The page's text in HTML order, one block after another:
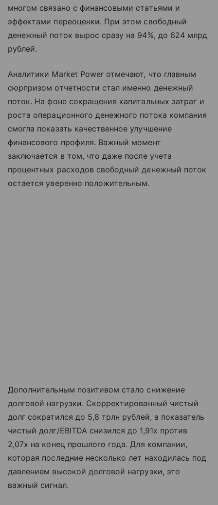
многом связано с финансовыми статьями и
эффектами переоценки. При этом свободный
денежный поток вырос сразу на 94%, до 624 млрд
рублей.
Аналитики Market Power отмечают, что главным
сюрпризом отчетности стал именно денежный
поток. На фоне сокращения капитальных затрат и
роста операционного денежного потока компания
смогла показать качественное улучшение
финансового профиля. Важный момент
заключается в том, что даже после учета
процентных расходов свободный денежный поток
остается уверенно положительным.
Дополнительным позитивом стало снижение
долговой нагрузки. Скорректированный чистый
долг сократился до 5,8 трлн рублей, а показатель
чистый долг/EBITDA снизился до 1,91х против
2,07х на конец прошлого года. Для компании,
которая последние несколько лет находилась под
давлением высокой долговой нагрузки, это
важный сигнал.